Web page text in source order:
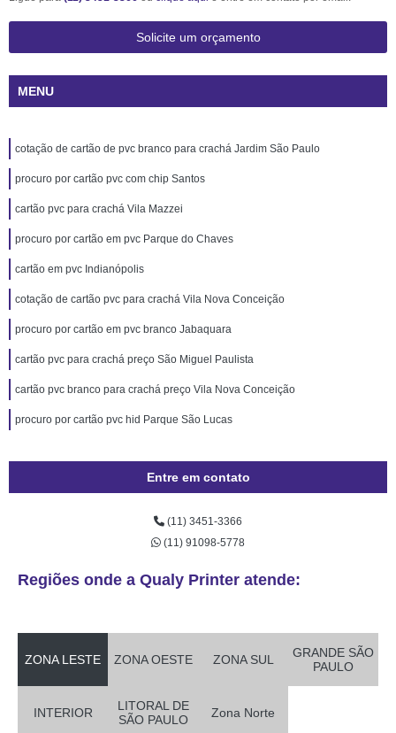
Solicite um orçamento
MENU
cotação de cartão de pvc branco para crachá Jardim São Paulo
procuro por cartão pvc com chip Santos
cartão pvc para crachá Vila Mazzei
procuro por cartão em pvc Parque do Chaves
cartão em pvc Indianópolis
cotação de cartão pvc para crachá Vila Nova Conceição
procuro por cartão em pvc branco Jabaquara
cartão pvc para crachá preço São Miguel Paulista
cartão pvc branco para crachá preço Vila Nova Conceição
procuro por cartão pvc hid Parque São Lucas
Entre em contato
(11) 3451-3366
(11) 91098-5778
Regiões onde a Qualy Printer atende:
ZONA LESTE ZONA OESTE ZONA SUL
GRANDE SÃO
PAULO
INTERIOR
LITORAL DE
SÃO PAULO
Zona Norte